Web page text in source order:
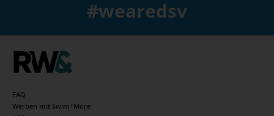
#wearedsv
FAQ
Werben mit Swim+More